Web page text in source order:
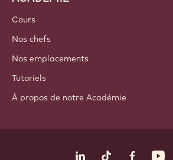
Cours
Nos chefs
Nos emplacements
Tutoriels
À propos de notre Académie